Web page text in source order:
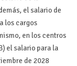
el salario de
los cargos
en los centros
el salario para la
de 2028